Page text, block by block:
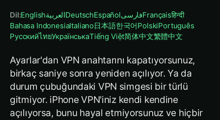
Dil:EnglishالعربيةDeutschEspañolفارسیFrançaisहिन्दी
Bahasa IndonesiaItaliano日本語한국어PolskiPortuguês
РусскийไทยУкраїнськаTiếng Việt简体中文繁體中文
Ayarlar'dan VPN anahtarını kapatıyorsunuz,
birkaç saniye sonra yeniden açılıyor. Ya da
durum çubuğundaki VPN simgesi bir türlü
gitmiyor. iPhone VPN'iniz kendi kendine
açılıyorsa, bunu hayal etmiyorsunuz ve hiçbir